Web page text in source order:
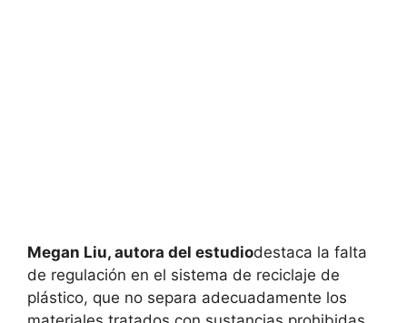
Megan Liu, autora del estudiodestaca la falta
de regulación en el sistema de reciclaje de
plástico, que no separa adecuadamente los